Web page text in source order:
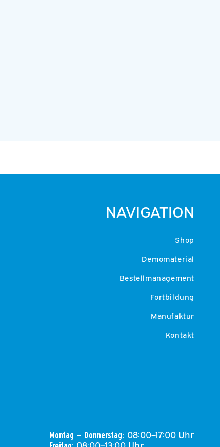
NAVIGATION
Shop
Demomaterial
Bestellmanagement
Fortbildung
Manufaktur
Kontakt
Montag – Donnerstag: 08:00–17:00 Uhr